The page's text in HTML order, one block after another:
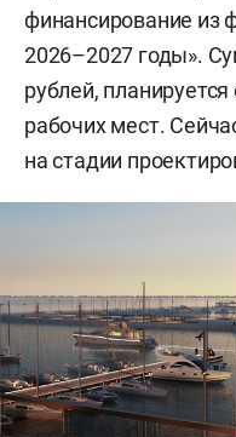
финансирование из
2026–2027 годы».
рублей,
рабочих мест.
на стадии